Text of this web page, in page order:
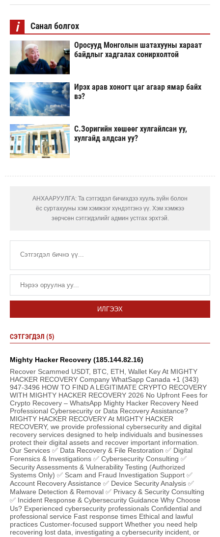
i Санал болгох
Оросууд Монголын шатахууны хараат
байдлыг хадгалах сонирхолтой
Ирэх арав хоногт цаг агаар ямар байх
вэ?
С.Зоригийн хөшөөг хулгайлсан уу,
хулгайд алдсан уу?
АНХААРУУЛГА: Та сэтгэгдэл бичихдээ хууль зүйн болон
ёс суртахууны хэм хэмжээг хүндэтгэнэ үү. Хэм хэмжээ
зөрчсөн сэтгэгдэлийг админ устгах эрхтэй.
ИЛГЭЭХ
СЭТГЭГДЭЛ (5)
Mighty Hacker Recovery (185.144.82.16)
Recover Scammed USDT, BTC, ETH, Wallet Key At MIGHTY
HACKER RECOVERY Company WhatSapp Canada +1 (343)
947-3496 HOW TO FIND A LEGITIMATE CRYPTO RECOVERY
WITH MIGHTY HACKER RECOVERY 2026 No Upfront Fees for
Crypto Recovery – WhatsApp Mighty Hacker Recovery Need
Professional Cybersecurity or Data Recovery Assistance?
MIGHTY HACKER RECOVERY At MIGHTY HACKER
RECOVERY, we provide professional cybersecurity and digital
recovery services designed to help individuals and businesses
protect their digital assets and recover important information.
Our Services ✅ Data Recovery & File Restoration ✅ Digital
Forensics & Investigations ✅ Cybersecurity Consulting ✅
Security Assessments & Vulnerability Testing (Authorized
Systems Only) ✅ Scam and Fraud Investigation Support ✅
Account Recovery Assistance ✅ Device Security Analysis ✅
Malware Detection & Removal ✅ Privacy & Security Consulting
✅ Incident Response & Cybersecurity Guidance Why Choose
Us? Experienced cybersecurity professionals Confidential and
professional service Fast response times Ethical and lawful
practices Customer-focused support Whether you need help
recovering lost data, investigating a cybersecurity incident, or